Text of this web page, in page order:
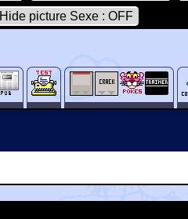
Hide picture Sexe : OFF